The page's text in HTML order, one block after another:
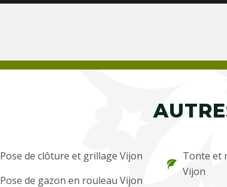
Pose de clôture et grillage Vijon
Pose de gazon en rouleau Vijon
Tonte et
Vijon